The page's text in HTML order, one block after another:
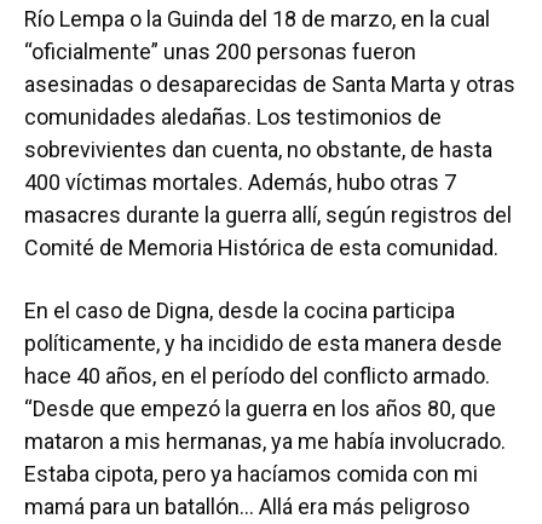
Río Lempa o la Guinda del 18 de marzo, en la cual
“oficialmente” unas 200 personas fueron
asesinadas o desaparecidas de Santa Marta y otras
comunidades aledañas. Los testimonios de
sobrevivientes dan cuenta, no obstante, de hasta
400 víctimas mortales. Además, hubo otras 7
masacres durante la guerra allí, según registros del
Comité de Memoria Histórica de esta comunidad.
En el caso de Digna, desde la cocina participa
políticamente, y ha incidido de esta manera desde
hace 40 años, en el período del conflicto armado.
“Desde que empezó la guerra en los años 80, que
mataron a mis hermanas, ya me había involucrado.
Estaba cipota, pero ya hacíamos comida con mi
mamá para un batallón… Allá era más peligroso